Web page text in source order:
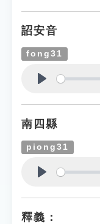
詔安音
fong31
南四縣
piong31
釋義：